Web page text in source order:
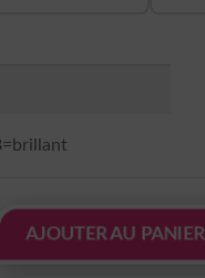
AJOUTER AU PANIER